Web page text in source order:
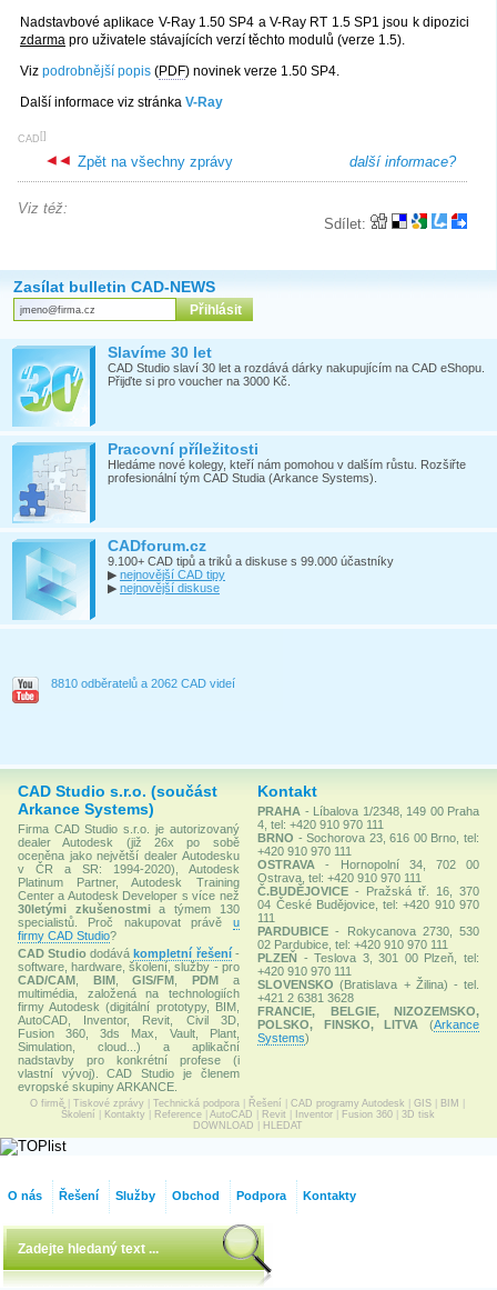
Nadstavbové aplikace V-Ray 1.50 SP4 a V-Ray RT 1.5 SP1 jsou k dipozici
zdarma pro uživatele stávajících verzí těchto modulů (verze 1.5).
Viz podrobnější popis (PDF) novinek verze 1.50 SP4.
Další informace viz stránka V-Ray
[
CAD ]
další informace?
Zpět na všechny zprávy
Sdílet:
Viz též:
Zasílat bulletin CAD-NEWS
Slavíme 30 let
CAD Studio slaví 30 let a rozdává dárky nakupujícím na CAD eShopu.
Přijďte si pro voucher na 3000 Kč.
Pracovní příležitosti
Hledáme nové kolegy, kteří nám pomohou v dalším růstu. Rozšiřte
profesionální tým CAD Studia (Arkance Systems).
CADforum.cz
9.100+ CAD tipů a triků a diskuse s 99.000 účastníky
▶ nejnovější CAD tipy
▶ nejnovější diskuse
8810 odběratelů a 2062 CAD videí
CAD Studio s.r.o. (součást
Arkance Systems)
Firma CAD Studio s.r.o. je autorizovaný
dealer Autodesk (již 26x po sobě
oceněna jako největší dealer Autodesku
v ČR a SR: 1994-2020), Autodesk
Platinum Partner, Autodesk Training
Center a Autodesk Developer s více než
30letými zkušenostmia týmem 130
specialistů. Proč nakupovat právě u
firmy CAD Studio?
CAD Studio dodávákompletní řešení-
software, hardware, školení, služby - pro
CAD/CAM
BIM,GIS/FM ,PDM a
multimédia, založená na technologiích
firmy Autodesk (digitální prototypy, BIM,
AutoCAD, Inventor, Revit, Civil 3D,
Fusion 360, 3ds Max, Vault, Plant,
Simulation, cloud...) a aplikační
nadstavby pro konkrétní profese (i
vlastní vývoj). CAD Studio je členem
evropské skupiny ARKANCE.
Kontakt
PRAHA - Líbalova 1/2348, 149 00 Praha
4, tel: +420 910 970 111
BRNO - Sochorova 23, 616 00 Brno, tel:
+420 910 970 111
OSTRAVA
- Hornopolní 34, 702 00
Ostrava, tel: +420 910 970 111
Č.BUDĚJOVICE - Pražská tř. 16, 370
04 České Budějovice, tel: +420 910 970
111
PARDUBICE - Rokycanova 2730, 530
02 Pardubice, tel: +420 910 970 111
PLZEŇ - Teslova 3, 301 00 Plzeň, tel:
+420 910 970 111
SLOVENSKO (Bratislava + Žilina) - tel.
+421 2 6381 3628
FRANCIE, BELGIE, NIZOZEMSKO,
POLSKO, FINSKO, LITVA
(Arkance
Systems)
O firmě Tiskové zprávy Technická podpora Řešení CAD programy Autodesk GIS BIM
Školení
Kontakty Reference| AutoCAD Revit Inventor| Fusion 360| 3D tisk
DOWNLOAD
HLEDAT
O nás Řešení Služby Obchod Podpora Kontakty